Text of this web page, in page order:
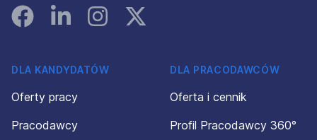
FacebookLinked InInstagramInstagram
DLA KANDYDATÓW
Oferty pracy
Pracodawcy
DLA PRACODAWCÓW
Oferta i cennik
Profil Pracodawcy 360°